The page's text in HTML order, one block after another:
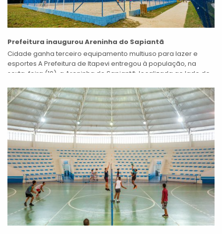
Prefeitura inaugurou Areninha do Sapiantã
Cidade ganha terceiro equipamento multiuso para lazer e
esportes A Prefeitura de Itapevi entregou à população, na
sexta-feira (10), a Areninha do Sapiantã, localizada ao lado do